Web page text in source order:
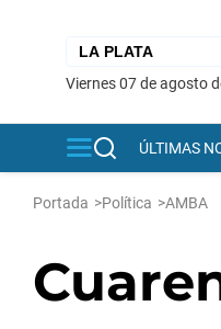
viernes 07 de agosto
ÚLTIMAS
Portada >Política >AMBA